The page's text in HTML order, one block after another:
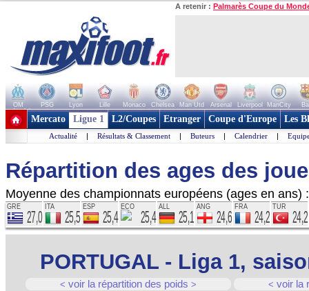
A retenir : Palmarès Coupe du
OM PSG Lyon Lille Monaco Chelsea Man Utd Arsenal Liverpool ManCity
+ de clubs
Mercato Ligue 1 L2/Coupes Etranger Coupe d'Europe Les
Actualité | Résultats & Classement | Buteurs | Calendrier |
Répartition des ages des
Moyenne des championnats européens (ages en ans) :
GRE
27,0
ITA
25,5
ESP
25,4
ECO
25,4
ALL
25,1
ANG
24,6
FRA
24,2
TUR
24,2
PORTUGAL - Liga 1,
< voir la répartition des poids > < voir la